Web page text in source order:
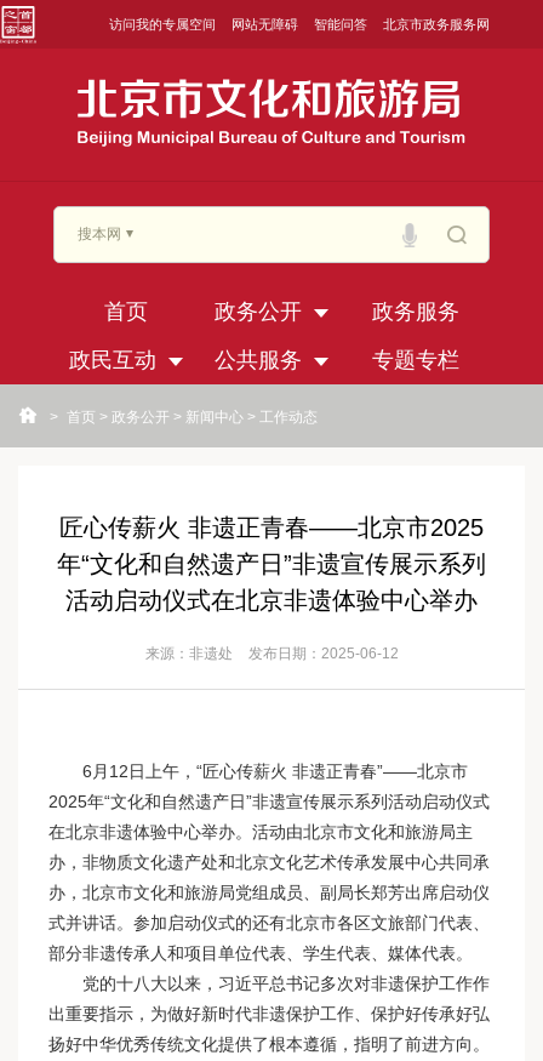
访问我的专属空间 网站无障碍 智能问答 北京市政务服务网
搜本网
首页 政务公开
政务服务
政民互动
公共服务 专题专栏
> 首页 > 政务公开 > 新闻中心 > 工作动态
匠心传薪火 非遗正青春——北京市2025
年“文化和自然遗产日”非遗宣传展示系列
活动启动仪式在北京非遗体验中心举办
来源：非遗处 发布日期：2025-06-12
6月12日上午，“匠心传薪火 非遗正青春”——北京市
2025年“文化和自然遗产日”非遗宣传展示系列活动启动仪式
在北京非遗体验中心举办。活动由北京市文化和旅游局主
办，非物质文化遗产处和北京文化艺术传承发展中心共同承
办，北京市文化和旅游局党组成员、副局长郑芳出席启动仪
式并讲话。参加启动仪式的还有北京市各区文旅部门代表、
部分非遗传承人和项目单位代表、学生代表、媒体代表。
党的十八大以来，习近平总书记多次对非遗保护工作作
出重要指示，为做好新时代非遗保护工作、保护好传承好弘
扬好中华优秀传统文化提供了根本遵循，指明了前进方向。